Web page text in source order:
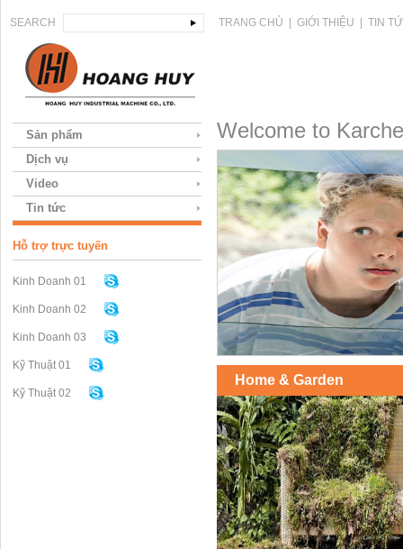
SEARCH TRANG CHỦ GIỚI THIỆU TIN
Welcome to
Sản phẩm
Dịch vụ
Video
Tin tức
Hỗ trợ trực tuyến
Kinh Doanh 01
Kinh Doanh 02
Kinh Doanh 03
Kỹ Thuật 01
Kỹ Thuật 02
Home & Garden